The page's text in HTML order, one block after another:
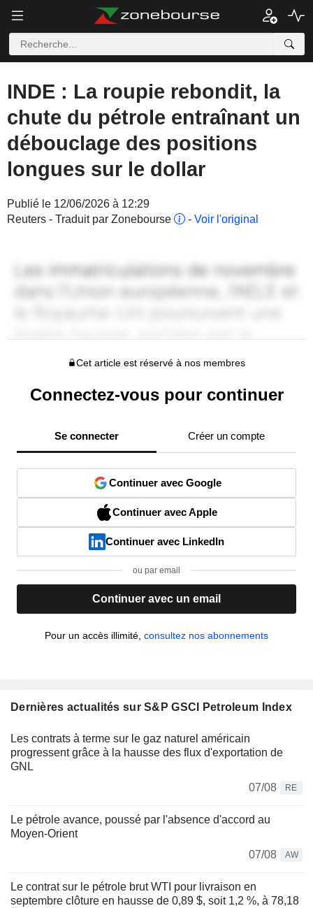
INDE : La roupie rebondit, la
chute du pétrole entraînant un
débouclage des positions
longues sur le dollar
Publié le 12/06/2026 à 12:29
Reuters - Traduit par Zonebourse
- Voir l'original
Cet article est réservé à nos membres
Connectez-vous pour continuer
Se connecter Créer un compte
Continuer avec Google
Continuer avec Apple
Continuer avec LinkedIn
ou par email
Continuer avec un email
Pour un accès illimité, consultez nos abonnements
Dernières actualités sur S&P GSCI Petroleum Index
Les contrats à terme sur le gaz naturel américain
progressent grâce à la hausse des flux d'exportation de
GNL
07/08
RE
Le pétrole avance, poussé par l'absence d'accord au
Moyen-Orient
07/08
AW
Le contrat sur le pétrole brut WTI pour livraison en
septembre clôture en hausse de 0,89 $, soit 1,2 %, à 78,18